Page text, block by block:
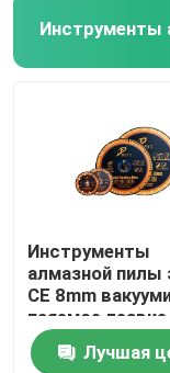
Инструменты
Инструменты
алмазной пилы
CE 8mm
паяемое лезвие
алмазной пилы
MasonryЛучшая